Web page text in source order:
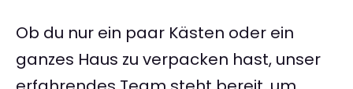
Ob du nur ein paar Kästen oder ein
ganzes Haus zu verpacken hast, unser